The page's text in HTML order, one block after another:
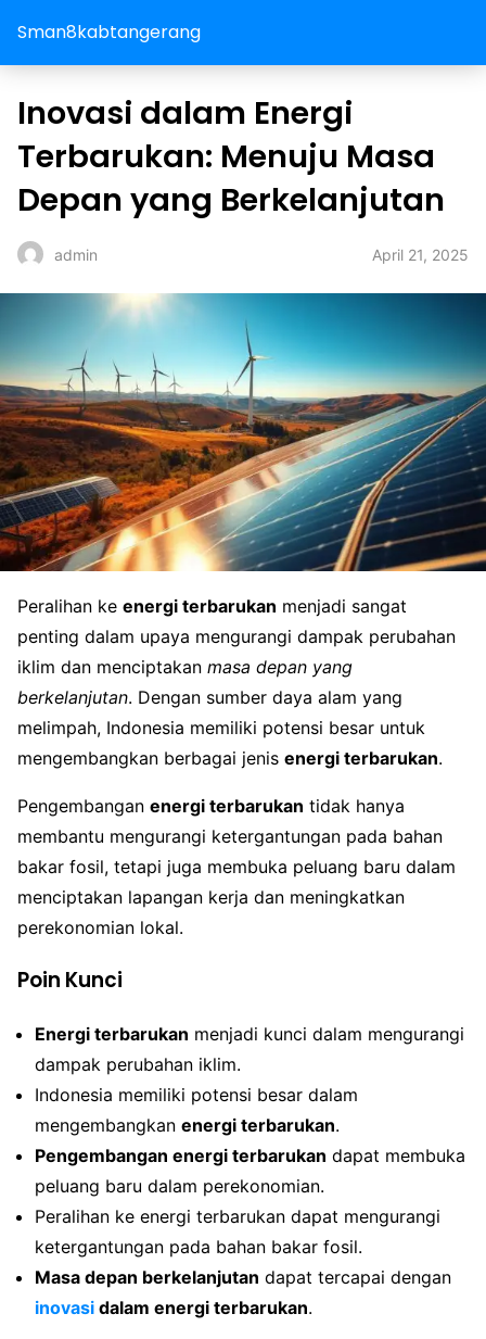
Sman8kabtangerang
Inovasi dalam Energi
Terbarukan: Menuju Masa
Depan yang Berkelanjutan
admin April 21, 2025
Peralihan ke energi terbarukan menjadi sangat
penting dalam upaya mengurangi dampak perubahan
iklim dan menciptakan masa depan yang
berkelanjutan. Dengan sumber daya alam yang
melimpah, Indonesia memiliki potensi besar untuk
mengembangkan berbagai jenis energi terbarukan.
Pengembangan energi terbarukan tidak hanya
membantu mengurangi ketergantungan pada bahan
bakar fosil, tetapi juga membuka peluang baru dalam
menciptakan lapangan kerja dan meningkatkan
perekonomian lokal.
Poin Kunci
Energi terbarukan menjadi kunci dalam mengurangi
dampak perubahan iklim.
Indonesia memiliki potensi besar dalam
mengembangkan energi terbarukan.
Pengembangan energi terbarukan dapat membuka
peluang baru dalam perekonomian.
Peralihan ke energi terbarukan dapat mengurangi
ketergantungan pada bahan bakar fosil.
Masa depan berkelanjutan dapat tercapai dengan
inovasi dalam energi terbarukan.